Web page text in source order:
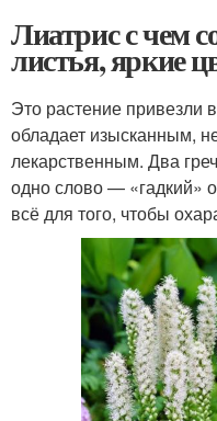
Лиатрис с чем
листья, яркие
Это растение привезли
обладает изысканным,
лекарственным. Два
одно слово — «гадкий»
всё для того, чтобы